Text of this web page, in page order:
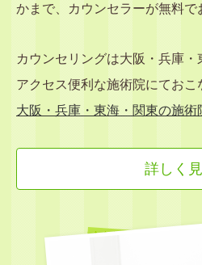
かまで、カウンセラーが無料で
カウンセリングは大阪・兵庫
アクセス便利な施術院にておこ
大阪・兵庫・東海・関東の施
詳しく